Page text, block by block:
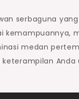
serbaguna
medan